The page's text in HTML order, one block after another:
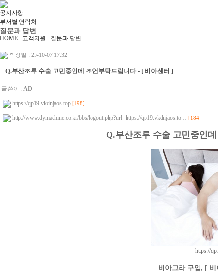
공지사항
부서별 연락처
질문과 답변
HOME - 고객지원 - 질문과 답변
작성일 : 25-10-07 17:32
Q.부산조루 수술 고민중인데 조언부탁드립니다 - [ 비아센터 ]
글쓴이 : AD
https://qp19.vkdnjaos.top [198]
http://www.dymachine.co.kr/bbs/logout.php?url=https://qp19.vkdnjaos.to… [184]
Q.부산조루 수술 고민중인
https://
비아그라 구입, [